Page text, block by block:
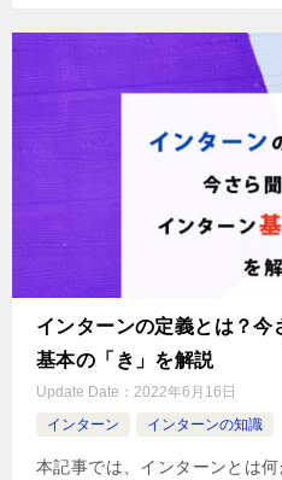
インターンの定義とは？
基本の「き」を解説
Update Date： 2022年6月16日
インターン
インターンの知識
本記事では、インターンとは